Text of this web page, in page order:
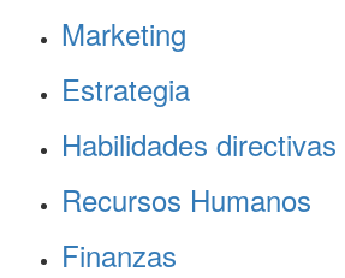
Marketing
Estrategia
Habilidades directivas
Recursos Humanos
Finanzas